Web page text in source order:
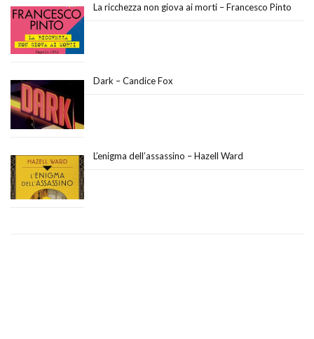
La ricchezza non giova ai morti – Francesco Pinto
Dark – Candice Fox
L’enigma dell’assassino – Hazell Ward